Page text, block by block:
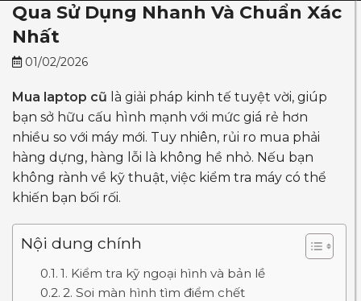
Qua Sử Dụng Nhanh Và Chuẩn Xác
Nhất
01/02/2026
Mua laptop cũ là giải pháp kinh tế tuyệt vời, giúp
bạn sở hữu cấu hình mạnh với mức giá rẻ hơn
nhiều so với máy mới. Tuy nhiên, rủi ro mua phải
hàng dựng, hàng lỗi là không hề nhỏ. Nếu bạn
không rành về kỹ thuật, việc kiểm tra máy có thể
khiến bạn bối rối.
Nội dung chính
1. Kiểm tra kỹ ngoại hình và bản lề
2. Soi màn hình tìm điểm chết